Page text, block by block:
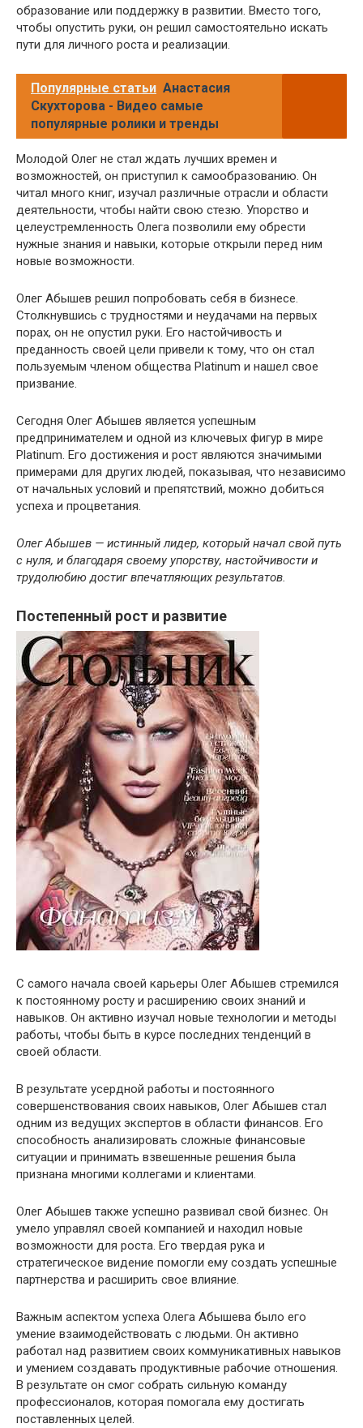
образование или поддержку в развитии. Вместо того,
чтобы опустить руки, он решил самостоятельно искать
пути для личного роста и реализации.
Популярные статьи Анастасия
Скухторова - Видео самые
популярные ролики и тренды
Молодой Олег не стал ждать лучших времен и
возможностей, он приступил к самообразованию. Он
читал много книг, изучал различные отрасли и области
деятельности, чтобы найти свою стезю. Упорство и
целеустремленность Олега позволили ему обрести
нужные знания и навыки, которые открыли перед ним
новые возможности.
Олег Абышев решил попробовать себя в бизнесе.
Столкнувшись с трудностями и неудачами на первых
порах, он не опустил руки. Его настойчивость и
преданность своей цели привели к тому, что он стал
пользуемым членом общества Platinum и нашел свое
призвание.
Сегодня Олег Абышев является успешным
предпринимателем и одной из ключевых фигур в мире
Platinum. Его достижения и рост являются значимыми
примерами для других людей, показывая, что независимо
от начальных условий и препятствий, можно добиться
успеха и процветания.
Олег Абышев — истинный лидер, который начал свой путь
с нуля, и благодаря своему упорству, настойчивости и
трудолюбию достиг впечатляющих результатов.
Постепенный рост и развитие
С самого начала своей карьеры Олег Абышев стремился
к постоянному росту и расширению своих знаний и
навыков. Он активно изучал новые технологии и методы
работы, чтобы быть в курсе последних тенденций в
своей области.
В результате усердной работы и постоянного
совершенствования своих навыков, Олег Абышев стал
одним из ведущих экспертов в области финансов. Его
способность анализировать сложные финансовые
ситуации и принимать взвешенные решения была
признана многими коллегами и клиентами.
Олег Абышев также успешно развивал свой бизнес. Он
умело управлял своей компанией и находил новые
возможности для роста. Его твердая рука и
стратегическое видение помогли ему создать успешные
партнерства и расширить свое влияние.
Важным аспектом успеха Олега Абышева было его
умение взаимодействовать с людьми. Он активно
работал над развитием своих коммуникативных навыков
и умением создавать продуктивные рабочие отношения.
В результате он смог собрать сильную команду
профессионалов, которая помогала ему достигать
поставленных целей.